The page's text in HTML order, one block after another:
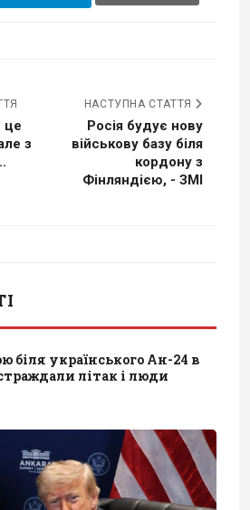
це
з
НАСТУПНА СТАТТЯ
Росія будує нову
військову базу біля
кордону з
Фінляндією, - ЗМІ
біля українського Ан-24 в
літак і люди